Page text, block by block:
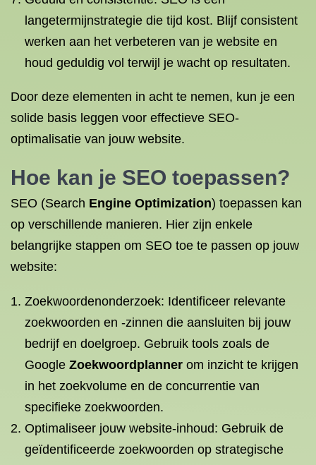
langetermijnstrategie die tijd kost. Blijf consistent
werken aan het verbeteren van je website en
houd geduldig vol terwijl je wacht op resultaten.
Door deze elementen in acht te nemen, kun je een
solide basis leggen voor effectieve SEO-
optimalisatie van jouw website.
Hoe kan je SEO toepassen?
SEO (Search Engine Optimization) toepassen kan
op verschillende manieren. Hier zijn enkele
belangrijke stappen om SEO toe te passen op jouw
website:
Zoekwoordenonderzoek: Identificeer relevante
zoekwoorden en -zinnen die aansluiten bij jouw
bedrijf en doelgroep. Gebruik tools zoals de
Google Zoekwoordplanner om inzicht te krijgen
in het zoekvolume en de concurrentie van
specifieke zoekwoorden.
Optimaliseer jouw website-inhoud: Gebruik de
geïdentificeerde zoekwoorden op strategische